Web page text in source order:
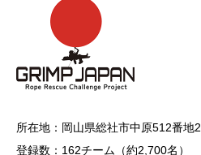
所在地：岡⼭県総社市中原512番地2
登録数：162チーム（約2,700名）